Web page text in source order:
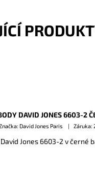
DAVID JONES 6603-2
David Jones Paris Záruka:
Jones 6603-2 v černé